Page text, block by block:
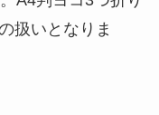
扱いとなりま